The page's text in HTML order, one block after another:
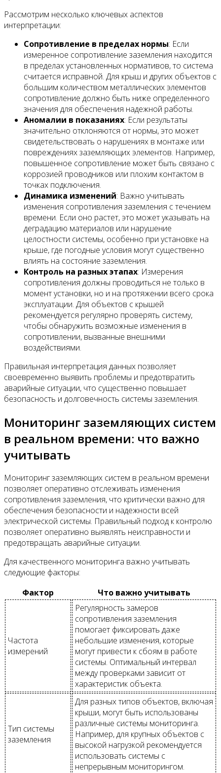
Рассмотрим несколько ключевых аспектов
интерпретации:
Сопротивление в пределах нормы: Если
измеренное сопротивление заземления находится
в пределах установленных нормативов, то система
считается исправной. Для крыш и других объектов с
большим количеством металлических элементов
сопротивление должно быть ниже определенного
значения для обеспечения надежной работы.
Аномалии в показаниях: Если результаты
значительно отклоняются от нормы, это может
свидетельствовать о нарушениях в монтаже или
повреждениях заземляющих элементов. Например,
повышенное сопротивление может быть связано с
коррозией проводников или плохим контактом в
точках подключения.
Динамика изменений: Важно учитывать
изменения сопротивления заземления с течением
времени. Если оно растет, это может указывать на
деградацию материалов или нарушение
целостности системы, особенно при установке на
крыше, где погодные условия могут существенно
влиять на состояние заземления.
Контроль на разных этапах: Измерения
сопротивления должны проводиться не только в
момент установки, но и на протяжении всего срока
эксплуатации. Для объектов с крышей
рекомендуется регулярно проверять систему,
чтобы обнаружить возможные изменения в
сопротивлении, вызванные внешними
воздействиями.
Правильная интерпретация данных позволяет
своевременно выявить проблемы и предотвратить
аварийные ситуации, что существенно повышает
безопасность и долговечность системы заземления.
Мониторинг заземляющих систем
в реальном времени: что важно
учитывать
Мониторинг заземляющих систем в реальном времени
позволяет оперативно отслеживать изменения
сопротивления заземления, что критически важно для
обеспечения безопасности и надежности всей
электрической системы. Правильный подход к контролю
позволяет оперативно выявлять неисправности и
предотвращать аварийные ситуации.
Для качественного мониторинга важно учитывать
следующие факторы:
Фактор
Что важно учитывать
Частота
измерений
Регулярность замеров
сопротивления заземления
помогает фиксировать даже
небольшие изменения, которые
могут привести к сбоям в работе
системы. Оптимальный интервал
между проверками зависит от
характеристик объекта.
Тип системы
заземления
Для разных типов объектов, включая
крыши, могут быть использованы
различные системы мониторинга.
Например, для крупных объектов с
высокой нагрузкой рекомендуется
использовать системы с
непрерывным мониторингом.